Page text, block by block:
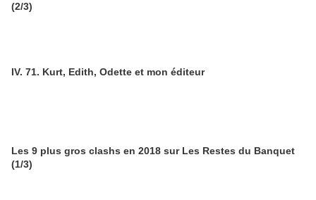
(2/3)
IV. 71. Kurt, Edith, Odette et mon éditeur
Les 9 plus gros clashs en 2018 sur Les Restes du Banquet
(1/3)